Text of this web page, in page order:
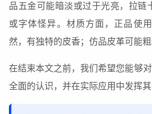
品五金可能暗淡或过于光亮，拉链
或字体怪异。材质方面，正品使
然，有独特的皮香；仿品皮革可能粗
在结束本文之前，我们希望您能够
全面的认识，并在实际应用中发挥其